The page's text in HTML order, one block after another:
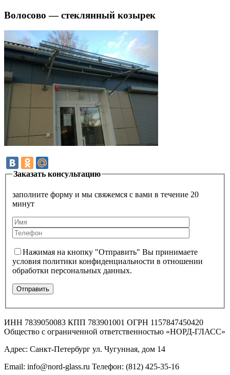
Волосово — стеклянный козырек
Заказать консультацию
заполните форму и мы свяжемся с вами в течение 20
минут
Нажимая на кнопку "Отправить" Вы принимаете
условия политики конфиденциальности в отношении
обработки персональных данных.
ИНН 7839050083 КПП 783901001 ОГРН 1157847450420
Общество с ограниченной ответственностью «НОРД-ГЛАСС»
Адрес: Санкт-Петербург ул. Чугунная, дом 14
Email: info@nord-glass.ru Телефон: (812) 425-35-16